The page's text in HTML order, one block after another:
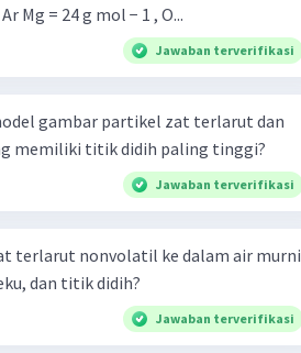
, derajat ionisasi adalah... ( Ar Mg = 24 g mol − 1 , O...
Jawaban terverifikasi
gambar partikel zat terlarut dan
yang memiliki titik didih paling tinggi?
Jawaban terverifikasi
terlarut nonvolatil ke dalam air murni
dan titik didih?
Jawaban terverifikasi